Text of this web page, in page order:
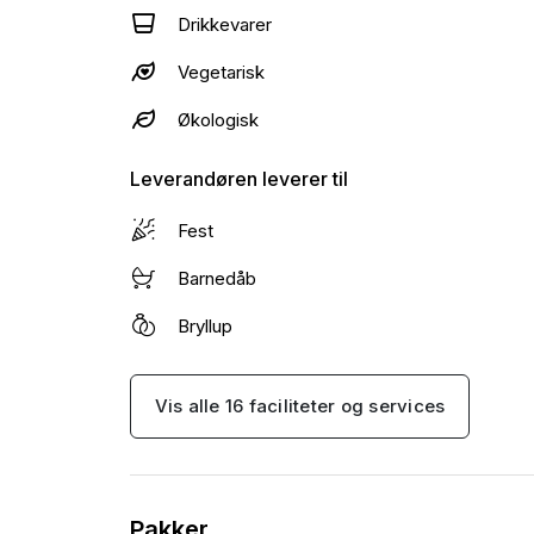
velegnet som sort kaffe samt espresso i
osv).
Vi laver også gerne almindelig filterkaffe. Vi
ansatte.
Drikkevarer
Vegetarisk
Økologisk
Leverandøren leverer til
Fest
Barnedåb
Bryllup
Vis alle 16 faciliteter og services